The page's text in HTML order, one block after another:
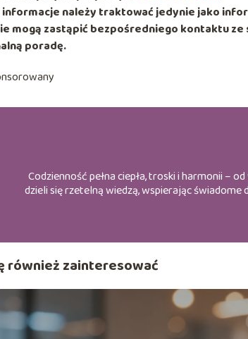
informacje należy traktować jedynie jako
mogą zastąpić bezpośredniego kontaktu ze
poradę.
Codzienność pełna ciepła, troski i harmonii –
dzieli się rzetelną wiedzą, wspierając
również zainteresować